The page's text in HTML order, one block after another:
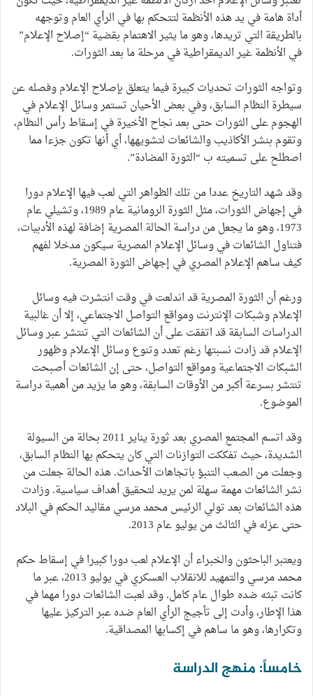
أداة هامة في يد هذه الأنظمة لتتحكم بها في الرأي العام وتوجهه
بالطريقة التي تريدها، وهو ما يثير الاهتمام بقضية “إصلاح الإعلام”
في الأنظمة غير الديمقراطية في مرحلة ما بعد الثورات.
وتواجه الثورات تحديات كبيرة فيما يتعلق بإصلاح الإعلام وفصله عن
سيطرة النظام السابق، وفي بعض الأحيان تستمر وسائل الإعلام في
الهجوم على الثورات حتى بعد نجاح الأخيرة في إسقاط رأس النظام،
وتقوم بنشر الأكاذيب والشائعات لتشويهها، أي أنها تكون جزءا مما
اصطلح على تسميته ب “الثورة المضادة”.
وقد شهد التاريخ عددا من تلك الظواهر التي لعب فيها الإعلام دورا
في إجهاض الثورات، مثل الثورة الرومانية عام 1989، وتشيلي عام
1973، وهو ما يجعل من دراسة الحالة المصرية إضافة لهذه الأدبيات،
فتناول الشائعات في وسائل الإعلام المصرية سيكون مدخلا لفهم
كيف ساهم الإعلام المصري في إجهاض الثورة المصرية.
ورغم أن الثورة المصرية قد اندلعت في وقت انتشرت فيه وسائل
الإعلام وشبكات الإنترنت ومواقع التواصل الاجتماعي، إلا أن غالبية
الدراسات السابقة قد اتفقت على أن الشائعات التي تنتشر عبر وسائل
الإعلام قد زادت نسبتها رغم تعدد وتنوع وسائل الإعلام وظهور
الشبكات الاجتماعية ومواقع التواصل، حتى إن الشائعات أصبحت
تنتشر بسرعة أكبر من الأوقات السابقة، وهو ما يزيد من أهمية دراسة
الموضوع.
وقد اتسم المجتمع المصري بعد ثورة يناير 2011 بحالة من السيولة
الشديدة، حيث تفككت التوازنات التي كان يتحكم بها النظام السابق،
وجعلت من الصعب التنبؤ باتجاهات الأحداث. هذه الحالة جعلت من
نشر الشائعات مهمة سهلة لمن يريد لتحقيق أهداف سياسية. وزادت
هذه الشائعات بعد تولي الرئيس محمد مرسي مقاليد الحكم في البلاد
حتى عزله في الثالث من يوليو عام 2013.
ويعتبر الباحثون والخبراء أن الإعلام لعب دورا كبيرا في إسقاط حكم
محمد مرسي والتمهيد للانقلاب العسكري في يوليو 2013، عبر ما
كانت تبثه ضده طوال عام كامل. وقد لعبت الشائعات دورا مهما في
هذا الإطار، وأدت إلى تأجيج الرأي العام ضده عبر التركيز عليها
وتكرارها، وهو ما ساهم في إكسابها المصداقية.
خامساً: منهج الدراسة